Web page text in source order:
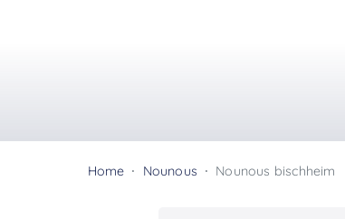
Home Nounous Nounous bischheim